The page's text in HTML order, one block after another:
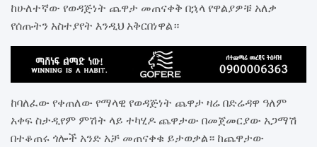
ከሁለተኛው የወዳጅነት ጨዋታ መጠናቀቅ በኋላ የዋልያዎቹ አለቃ
የሰጡትን አስተያየት እንዲህ አቅርበነዋል።
ከባለፈው የቀጠለው የማላዊ የወዳጅነት ጨዋታ ዛሬ በድሬዳዋ ዓለም
አቀፍ ስታዲየም ምሽት ላይ ተካሂዶ ጨዋታው በመጀመርያው አጋማሽ
በተቆጠሩ ጎሎች አንድ አቻ መጠናቀቁ ይታወቃል። ከጨዋታው